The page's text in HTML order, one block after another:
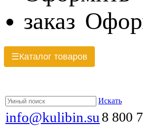
☰Каталог товаров
Искать
info@kulibin.su 8 800